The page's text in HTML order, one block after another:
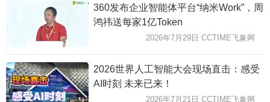
360发布企业智能体平台“纳米Work”，周
鸿祎送每家1亿Token
2026年7月29日 CCTIME飞象网
2026世界人工智能大会现场直击：感受
AI时刻 未来已来！
2026年7月21日 CCTIME飞象网